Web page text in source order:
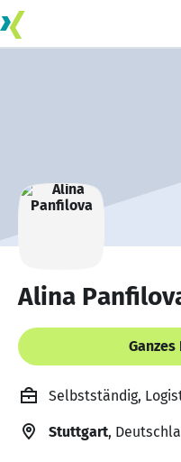
Alina
Selbstständig,
Stuttgart,